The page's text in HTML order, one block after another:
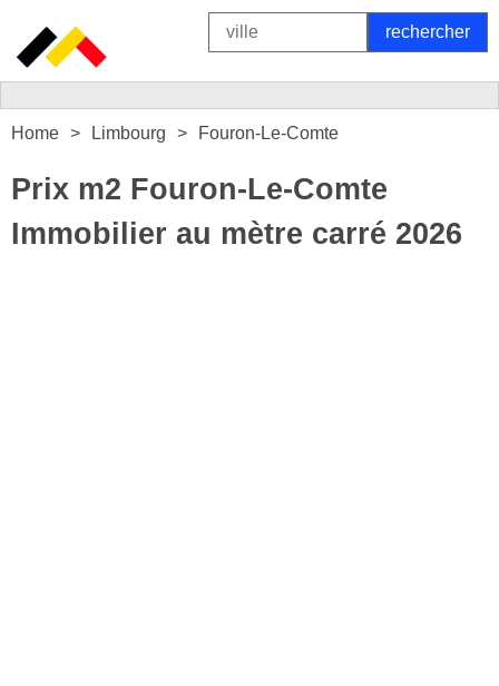
Home Limbourg Fouron-Le-Comte
Prix m2 Fouron-Le-Comte
Immobilier au mètre carré 2026